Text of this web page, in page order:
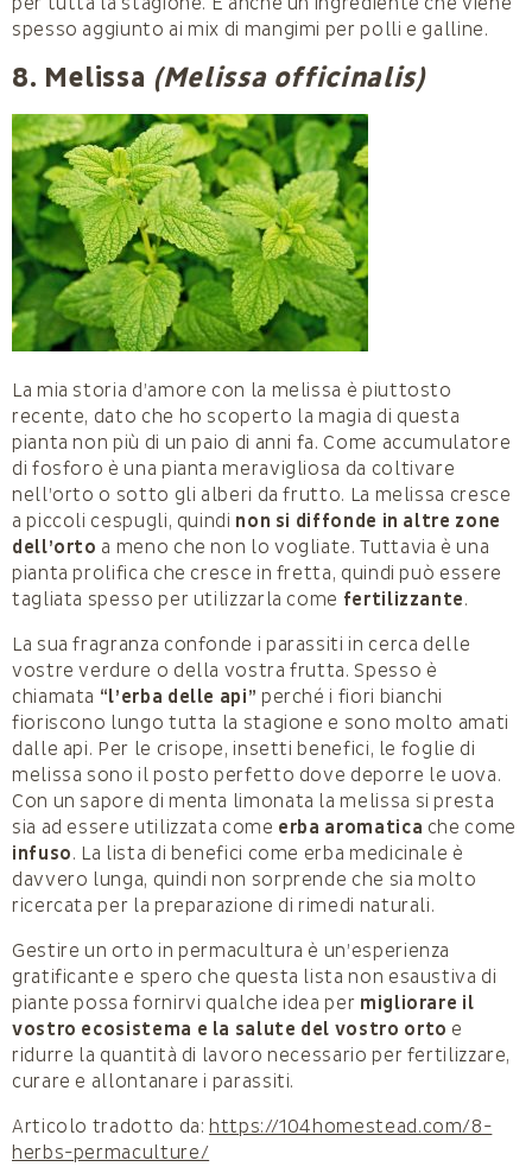
spesso aggiunto ai mix di mangimi per polli e galline.
8. Melissa (Melissa officinalis)
La mia storia d’amore con la melissa è piuttosto
recente, dato che ho scoperto la magia di questa
pianta non più di un paio di anni fa. Come accumulatore
di fosforo è una pianta meravigliosa da coltivare
nell’orto o sotto gli alberi da frutto. La melissa cresce
a piccoli cespugli, quindi non si diffonde in altre zone
dell’orto a meno che non lo vogliate. Tuttavia è una
pianta prolifica che cresce in fretta, quindi può essere
tagliata spesso per utilizzarla come fertilizzante.
La sua fragranza confonde i parassiti in cerca delle
vostre verdure o della vostra frutta. Spesso è
chiamata “l’erba delle api” perché i fiori bianchi
fioriscono lungo tutta la stagione e sono molto amati
dalle api. Per le crisope, insetti benefici, le foglie di
melissa sono il posto perfetto dove deporre le uova.
Con un sapore di menta limonata la melissa si presta
sia ad essere utilizzata come erba aromatica che come
infuso. La lista di benefici come erba medicinale è
davvero lunga, quindi non sorprende che sia molto
ricercata per la preparazione di rimedi naturali.
Gestire un orto in permacultura è un’esperienza
gratificante e spero che questa lista non esaustiva di
piante possa fornirvi qualche idea per migliorare il
vostro ecosistema e la salute del vostro orto e
ridurre la quantità di lavoro necessario per fertilizzare,
curare e allontanare i parassiti.
Articolo tradotto da: https://104homestead.com/8-
herbs-permaculture/